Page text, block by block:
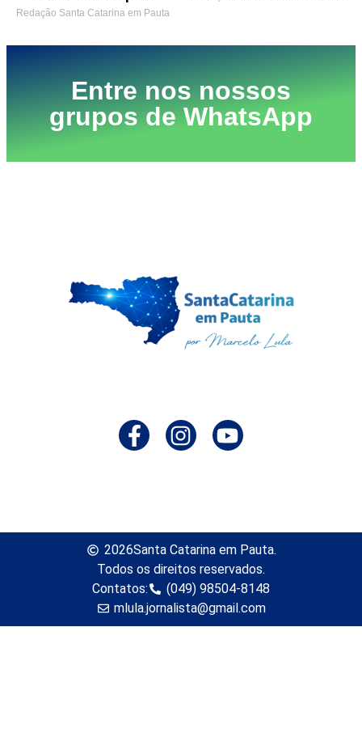
Redação Santa Catarina em Pauta
Entre nos nossos
grupos de WhatsApp
2026Santa Catarina em Pauta.
Todos os direitos reservados.
Contatos:
(049) 98504-8148
mlula.jornalista@gmail.com